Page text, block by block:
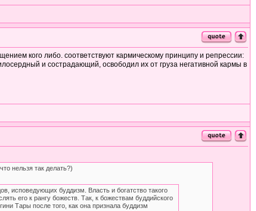
кого либо. соответствуют кармическому принципу и репрессии:
и сострадающий, освободил их от груза негативной кармы в
нельзя так делать?)
исповедующих буддизм. Власть и богатство такого
его к рангу божеств. Так, к божествам буддийского
Тары после того, как она признала буддизм